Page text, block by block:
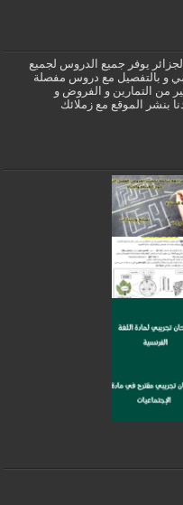
يوفر جميع الدروس لجميع
و بالتفصيل مع دروس مفصلة
من التمارين و الفروض و
بنشر الموقع مع زملائك